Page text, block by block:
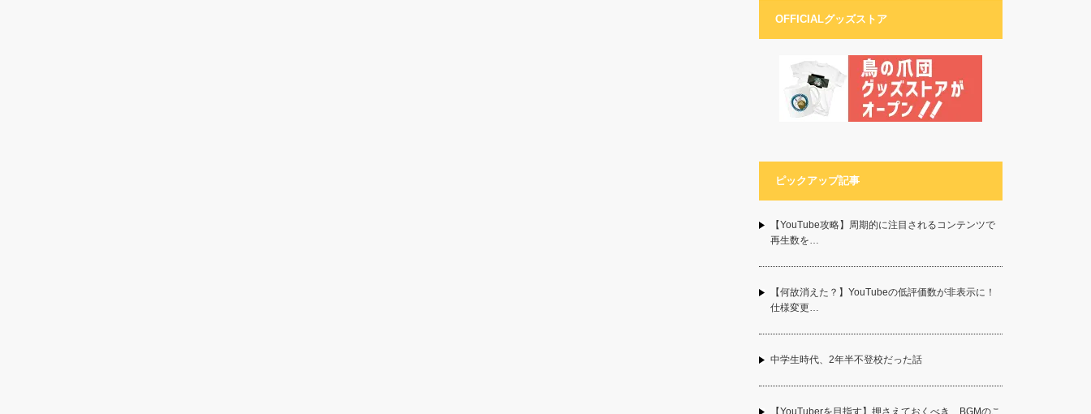
OFFICIALグッズストア
ピックアップ記事
【YouTube攻略】周期的に注目されるコンテンツで
再生数を…
【何故消えた？】YouTubeの低評価数が非表示に！
仕様変更…
中学生時代、2年半不登校だった話
【YouTuberを目指す】押さえておくべき、BGMのこ